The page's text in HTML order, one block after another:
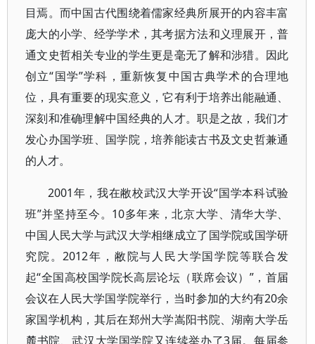
目焉。而中国古代围绕着儒家经典所展开的内容丰富
庞大的小学、经学学术，其考据方法和义理展开，普
通文史哲相关专业的学生更是毫无了解和涉猎。因此
创立“国学”学科，重新恢复中国古典学术的合理地
位，具有重要的现实意义，它有利于培养出能融通、
深刻和准确理解中国经典的人才。职是之故，我们才
发心办国学班、国学院，培养能读古书及文史哲兼通
的人才。
2001年，我在敝校武汉大学开设“国学本科试验
班”并坚持至今。10多年来，北京大学、清华大学、
中国人民大学与武汉大学相继成立了国学院或国学研
究院。2012年，敝院与人民大学国学院等联合发
起“全国高校国学院长高层论坛（联席会议）”，首届
会议在人民大学国学院举行，当时参加的大约有20余
家国学机构，其后在郑州大学嵩阳书院、湖南大学岳
麓书院、武汉大学国学院又连续举办了3届。每届参